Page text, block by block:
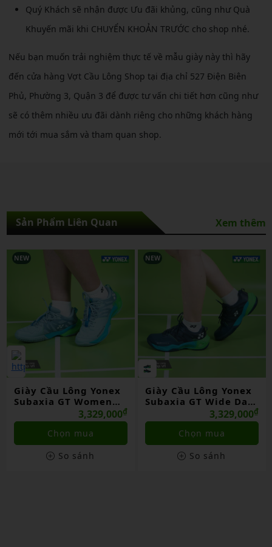
Quý Khách sẽ nhận được Ưu đãi khủng, cũng như Quà
Khuyến mãi khi CHUYỂN KHOẢN TRƯỚC cho shop nhé.
Nếu bạn muốn trải nghiệm thực tế về mẫu giày này thì hãy
đến cửa hàng Vợt Cầu Lông Shop tại địa chỉ 527 Điện Biên
Phủ, Phường 3, Quận 3 để được tư vấn chi tiết hơn cũng như
sẽ có thêm nhiều ưu đãi dành riêng cho những khách hàng
mới tới mua sắm và tham quan shop.
Sản Phẩm Liên Quan Xem thêm
NEW
Giày Cầu Lông Yonex
Subaxia GT Women
Grayish Green Chính
Hãng
3,329,000₫
Chọn mua
So sánh
NEW
Giày Cầu Lông Yonex
Subaxia GT Wide Dark
Green Chính Hãng
3,329,000₫
Chọn mua
So sánh